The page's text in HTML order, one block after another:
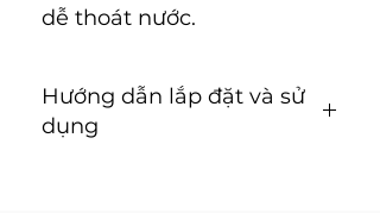
dễ thoát nước.
Hướng dẫn lắp đặt và sử
dụng